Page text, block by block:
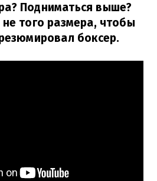
Подниматься выше?
того размера, чтобы
боксер.